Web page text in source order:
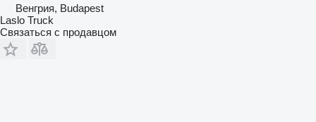
Венгрия, Budapest
Laslo Truck
Связаться с продавцом